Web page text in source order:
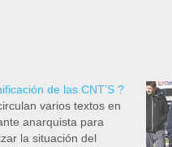
de las CNT’S ?
varios textos en
anarquista para
la situación del